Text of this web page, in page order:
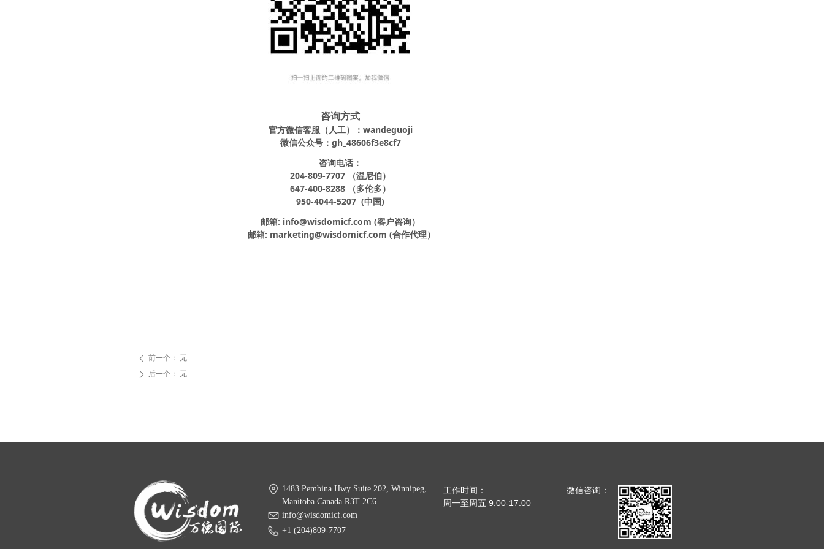
ꄴ 前一个： 无
ꄲ 后一个： 无
咨询方式
官方微信客服（人工）：wandeguoji
微信公众号：gh_48606f3e8cf7
咨询电话：
204-809-7707 （温尼伯）
647-400-8288 （多伦多）
950-4044-5207 (中国)
邮箱: info@wisdomicf.com (客户咨询）
邮箱: marketing@wisdomicf.com (合作代理）
1483 Pembina Hwy Suite 202, Winnipeg,
Manitoba Canada R3T 2C6
info@wisdomicf.com
+1 (204)809-7707
工作时间：
周一至周五 9:00-17:00
微信咨询：